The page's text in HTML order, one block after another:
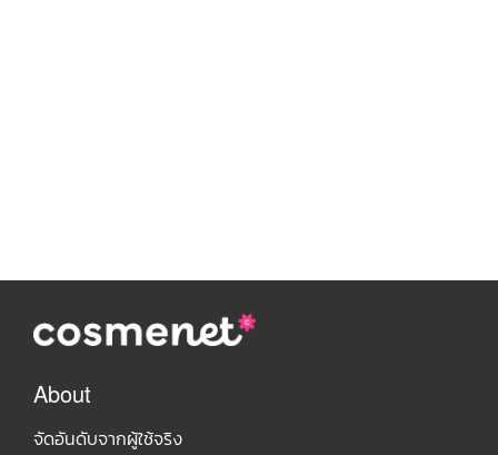
About
จัดอันดับจากผู้ใช้จริง